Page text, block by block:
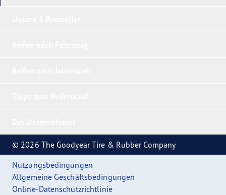
© 2026 The Goodyear Tire & Rubber Company
Nutzungsbedingungen
Allgemeine Geschäftsbedingungen
Online-Datenschutzrichtlinie